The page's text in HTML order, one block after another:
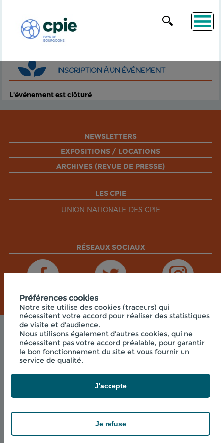
INSCRIPTION À UN ÉVÉNEMENT
L'événement est clôturé
NEWSLETTERS
EXPOSITIONS / LOCATIONS
ARCHIVES (REVUE DE PRESSE)
LES CPIE
UNION NATIONALE DES CPIE
RÉSEAUX SOCIAUX
Mentions légales
© 2026 - CPIE PAYS DE BOURGOGNE - PRÉ OUCHE
, 71360 COLLONGE LA MADELEINE
powered by PR-Rooms
Préférences cookies
Notre site utilise des cookies (traceurs) qui
nécessitent votre accord pour réaliser des statistiques
de visite et d'audience.
Nous utilisons également d'autres cookies, qui ne
nécessitent pas votre accord préalable, pour garantir
le bon fonctionnement du site et vous fournir un
service de qualité.
Je refuse
J'accepte